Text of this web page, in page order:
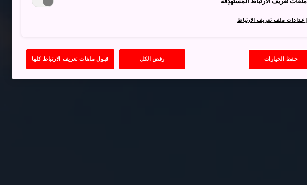
إعدادات ملف تعريف الارتباط
حفظ الخيارات رفض الكل قبول ملفات تعريف الارتباط كلها